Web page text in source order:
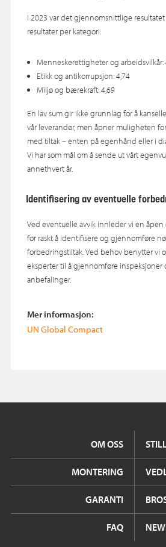
I 2023 var det gjennomsnittlige
resultater per kategori:
Menneskerettigheter og arbeidsvilkår:
Etikk og antikorrupsjon: 4,74
Miljø og bærekraft: 4,69
En lav sum gir ikke grunnlag for å
vår leverandør, men åpner muligheten
med tiltak – enten på egenhånd eller i
Vi har som mål om å sende ut vårt
annethvert år.
Identifisering av eventuelle
Ved eventuelle avvik innleder vi en
for raskt å identifisere og gjennomføre
forbedringstiltak. Ved behov benytter vi
eksperter til å gjennomføre inspeksjoner
anbefalinger.
Mer informasjon:
UN Global Compact
OM OSS
MONTERING
GARANTI
FAQ